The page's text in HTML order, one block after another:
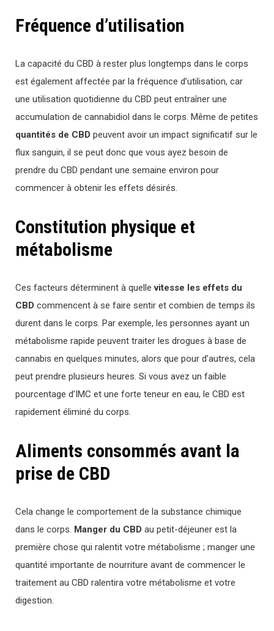
Fréquence d’utilisation
La capacité du CBD à rester plus longtemps dans le corps
est également affectée par la fréquence d’utilisation, car
une utilisation quotidienne du CBD peut entraîner une
accumulation de cannabidiol dans le corps. Même de petites
quantités de CBD peuvent avoir un impact significatif sur le
flux sanguin, il se peut donc que vous ayez besoin de
prendre du CBD pendant une semaine environ pour
commencer à obtenir les effets désirés.
Constitution physique et
métabolisme
Ces facteurs déterminent à quellevitesse les effets du
CBD commencent à se faire sentir et combien de temps ils
durent dans le corps. Par exemple, les personnes ayant un
métabolisme rapide peuvent traiter les drogues à base de
cannabis en quelques minutes, alors que pour d’autres, cela
peut prendre plusieurs heures. Si vous avez un faible
pourcentage d’IMC et une forte teneur en eau, le CBD est
rapidement éliminé du corps.
Aliments consommés avant la
prise de CBD
Cela change le comportement de la substance chimique
dans le corps. Manger du CBD au petit-déjeuner est la
première chose qui ralentit votre métabolisme ; manger une
quantité importante de nourriture avant de commencer le
traitement au CBD ralentira votre métabolisme et votre
digestion.